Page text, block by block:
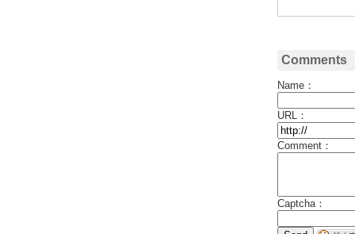
Comments
Name：
URL：
Comment：
Captcha：